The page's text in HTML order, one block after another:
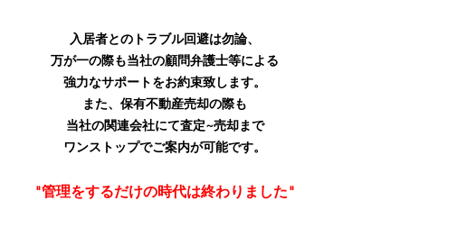
入居者とのトラブル回避は勿論、
万が一の際も当社の顧問弁護士等による
強力なサポートをお約束致します。
また、保有不動産売却の際も
当社の関連会社にて査定~売却まで
ワンストップでご案内が可能です。
"管理をするだけの時代は終わりました"